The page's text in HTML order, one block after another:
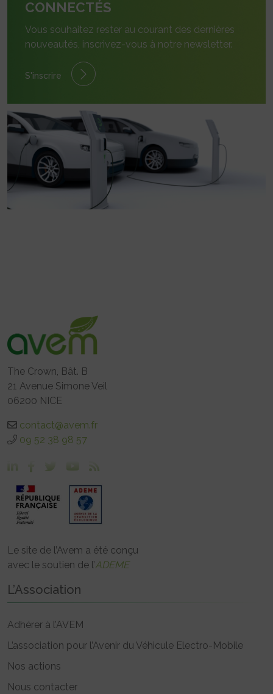
CONNECTÉS
Vous souhaitez rester au courant des dernières
nouveautés, inscrivez-vous à notre newsletter.
S'inscrire
The Crown, Bât. B
21 Avenue Simone Veil
06200 NICE
contact@avem.fr
09 52 38 98 57
Le site de l’Avem a été conçu
avec le soutien de l’ADEME
L’Association
Adhérer à l’AVEM
L’association pour l’Avenir du Véhicule Electro-Mobile
Nos actions
Nous contacter